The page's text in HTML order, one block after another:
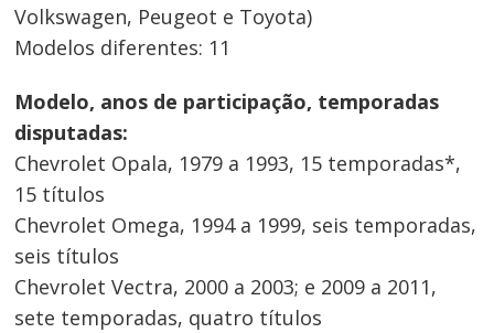
Volkswagen, Peugeot e Toyota)
Modelos diferentes: 11
Modelo, anos de participação, temporadas
disputadas:
Chevrolet Opala, 1979 a 1993, 15 temporadas*,
15 títulos
Chevrolet Omega, 1994 a 1999, seis temporadas,
seis títulos
Chevrolet Vectra, 2000 a 2003; e 2009 a 2011,
sete temporadas, quatro títulos